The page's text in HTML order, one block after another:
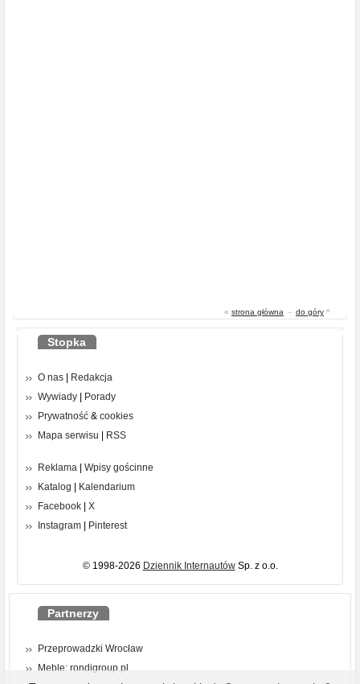
« strona główna - do góry ^
Stopka
O nas
Redakcja
Wywiady
Porady
Prywatność & cookies
Mapa serwisu
RSS
Reklama
Wpisy gościnne
Katalog
Kalendarium
Facebook
X
Instagram
Pinterest
© 1998-2026 Dziennik InternautówSp. z o.o.
Partnerzy
Przeprowadzki Wrocław
Meble: rondigroup.pl